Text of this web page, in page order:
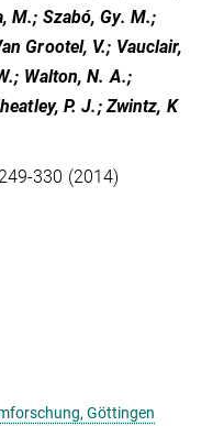
M.; Szabó, Gy. M.;
Grootel, V.; Vauclair,
Walton, N. A.;
P. J.; Zwintz, K
330 (2014)
Göttingen